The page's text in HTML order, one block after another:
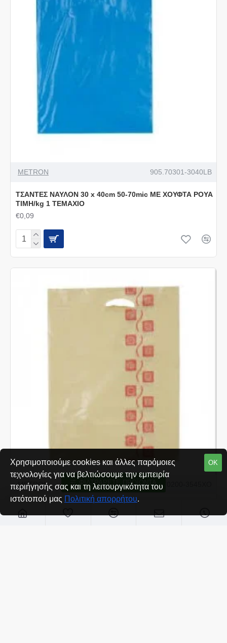
METRON 905.70301-3040LB
ΤΣΑΝΤΕΣ ΝΑΥΛΟΝ 30 x 40cm 50-70mic ΜΕ ΧΟΥΦΤΑ ΡΟΥΑ
ΤΙΜΗ/kg 1 ΤΕΜΑΧΙΟ
€0,09
METRON 905.70200-3545XO
1 ΤΕΜΑΧΙΟ
ΟΚ
Χρησιμοποιούμε cookies και άλλες παρόμοιες
τεχνολογίες για να βελτιώσουμε την εμπειρία
περιήγησής σας και τη λειτουργικότητα του
ιστότοπού μας Πολιτική απορρήτου.
ΦΙΛΤΡΆΡΕΤΕ ΠΡΟΪΌΝΤΑ